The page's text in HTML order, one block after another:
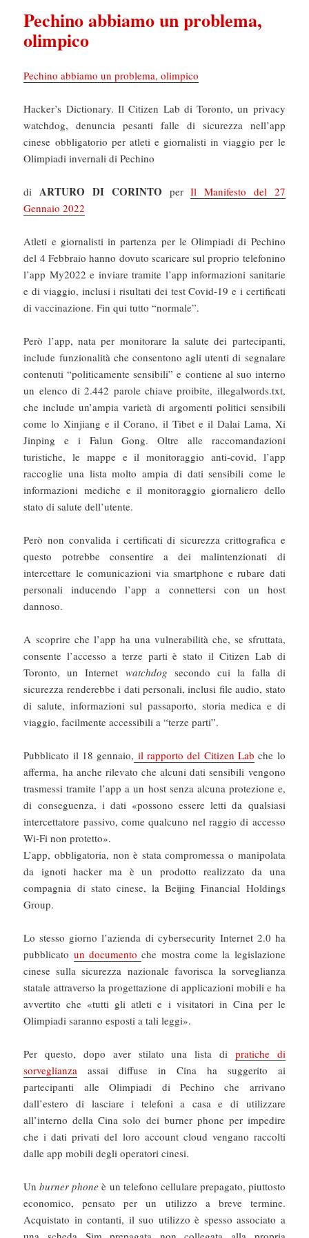
Pechino abbiamo un problema,
olimpico
Pechino abbiamo un problema, olimpico
Hacker’s Dictionary. Il Citizen Lab di Toronto, un privacy
watchdog, denuncia pesanti falle di sicurezza nell’app
cinese obbligatorio per atleti e giornalisti in viaggio per le
Olimpiadi invernali di Pechino
diARTURO DI CORINTO perIl Manifesto del 27
Gennaio 2022
Atleti e giornalisti in partenza per le Olimpiadi di Pechino
del 4 Febbraio hanno dovuto scaricare sul proprio telefonino
l’app My2022 e inviare tramite l’app informazioni sanitarie
e di viaggio, inclusi i risultati dei test Covid-19 e i certificati
di vaccinazione. Fin qui tutto “normale”.
Però l’app, nata per monitorare la salute dei partecipanti,
include funzionalità che consentono agli utenti di segnalare
contenuti “politicamente sensibili” e contiene al suo interno
un elenco di 2.442 parole chiave proibite, illegalwords.txt,
che include un’ampia varietà di argomenti politici sensibili
come lo Xinjiang e il Corano, il Tibet e il Dalai Lama, Xi
Jinping e i Falun Gong. Oltre alle raccomandazioni
turistiche, le mappe e il monitoraggio anti-covid, l’app
raccoglie una lista molto ampia di dati sensibili come le
informazioni mediche e il monitoraggio giornaliero dello
stato di salute dell’utente.
Però non convalida i certificati di sicurezza crittografica e
questo potrebbe consentire a dei malintenzionati di
intercettare le comunicazioni via smartphone e rubare dati
personali inducendo l’app a connettersi con un host
dannoso.
A scoprire che l’app ha una vulnerabilità che, se sfruttata,
consente l’accesso a terze parti è stato il Citizen Lab di
Toronto, un Internet watchdog secondo cui la falla di
sicurezza renderebbe i dati personali, inclusi file audio, stato
di salute, informazioni sul passaporto, storia medica e di
viaggio, facilmente accessibili a “terze parti”.
Pubblicato il 18 gennaio, il rapporto del Citizen Lab che lo
afferma, ha anche rilevato che alcuni dati sensibili vengono
trasmessi tramite l’app a un host senza alcuna protezione e,
di conseguenza, i dati «possono essere letti da qualsiasi
intercettatore passivo, come qualcuno nel raggio di accesso
Wi-Fi non protetto».
L’app, obbligatoria, non è stata compromessa o manipolata
da ignoti hacker ma è un prodotto realizzato da una
compagnia di stato cinese, la Beijing Financial Holdings
Group.
Lo stesso giorno l’azienda di cybersecurity Internet 2.0 ha
pubblicato un documentoche mostra come la legislazione
cinese sulla sicurezza nazionale favorisca la sorveglianza
statale attraverso la progettazione di applicazioni mobili e ha
avvertito che «tutti gli atleti e i visitatori in Cina per le
Olimpiadi saranno esposti a tali leggi».
Per questo, dopo aver stilato una lista di pratiche di
sorveglianza assai diffuse in Cina ha suggerito ai
partecipanti alle Olimpiadi di Pechino che arrivano
dall’estero di lasciare i telefoni a casa e di utilizzare
all’interno della Cina solo dei burner phone per impedire
che i dati privati del loro account cloud vengano raccolti
dalle app mobili degli operatori cinesi.
Unburner phone è un telefono cellulare prepagato, piuttosto
economico, pensato per un utilizzo a breve termine.
Acquistato in contanti, il suo utilizzo è spesso associato a